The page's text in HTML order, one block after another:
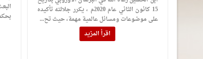
15 كانون الثاني عام 2020م ، يكرر جلالته تأكيده
على موضوعات ومسائل عالمية مهمة، حيث تح...
اقرأ المزيد